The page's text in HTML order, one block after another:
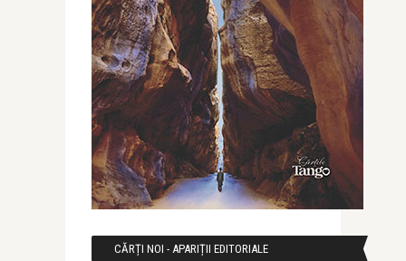
CĂRȚI NOI - APARIȚII EDITORIALE